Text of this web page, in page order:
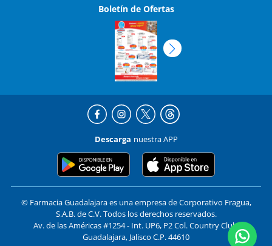
Boletín de Ofertas
Descarga nuestra APP
© Farmacia Guadalajara es una empresa de Corporativo Fragua,
S.A.B. de C.V. Todos los derechos reservados.
Av. de las Américas #1254 - Int. UP6, P2 Col. Country Club,
Guadalajara, Jalisco C.P. 44610